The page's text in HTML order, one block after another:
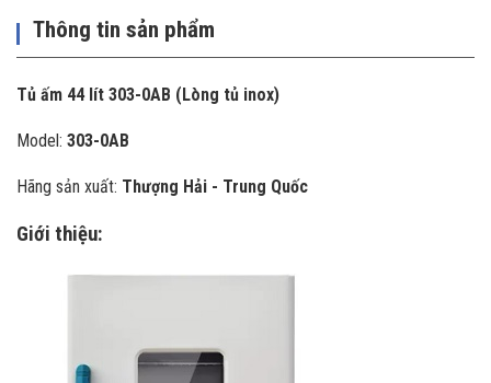
Thông tin sản phẩm
Tủ ấm 44 lít 303-0AB (Lòng tủ inox)
Model: 303-0AB
Hãng sản xuất: Thượng Hải - Trung Quốc
Giới thiệu: